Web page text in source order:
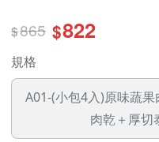
$865 $822
規格
A01-(小包4入)原味蔬
肉乾＋厚切